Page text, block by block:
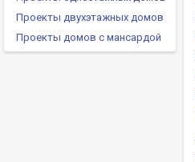
Проекты двухэтажных домов
Проекты домов с мансардой